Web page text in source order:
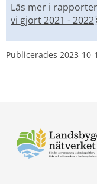
Läs mer i
vi gjort 2021 - 2022
Publicerades 2023-10-